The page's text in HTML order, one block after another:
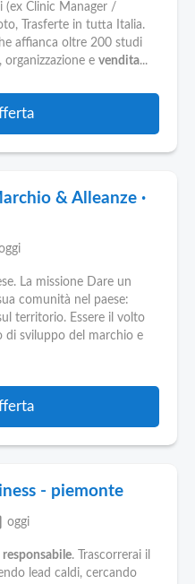
Clinic Manager /
Trasferte in tutta Italia.
affianca oltre 200 studi
e vendita...
& Alleanze ·
La missione Dare un
comunità nel paese:
territorio. Essere il volto
di sviluppo del marchio e
- piemonte
oggi
responsabile. Trascorrerai il
lead caldi, cercando